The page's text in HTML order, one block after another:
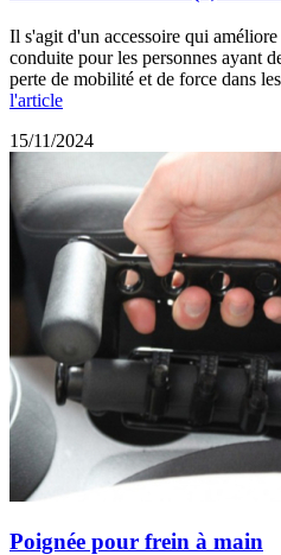
Il s'agit d'un accessoire qui
conduite pour les personnes ayant
perte de mobilité et de force dans
l'article
15/11/2024
Poignée pour frein à main